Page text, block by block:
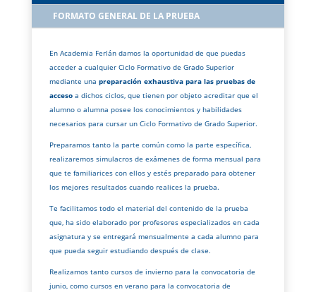
FORMATO GENERAL DE LA PRUEBA
En Academia Ferlán damos la oportunidad de que puedas
acceder a cualquier Ciclo Formativo de Grado Superior
mediante una preparación exhaustiva para las pruebas de
accesoa dichos ciclos, que tienen por objeto acreditar que el
alumno o alumna posee los conocimientos y habilidades
necesarios para cursar un Ciclo Formativo de Grado Superior.
Preparamos tanto la parte común como la parte específica,
realizaremos simulacros de exámenes de forma mensual para
que te familiarices con ellos y estés preparado para obtener
los mejores resultados cuando realices la prueba.
Te facilitamos todo el material del contenido de la prueba
que, ha sido elaborado por profesores especializados en cada
asignatura y se entregará mensualmente a cada alumno para
que pueda seguir estudiando después de clase.
Realizamos tanto cursos de invierno para la convocatoria de
junio, como cursos en verano para la convocatoria de